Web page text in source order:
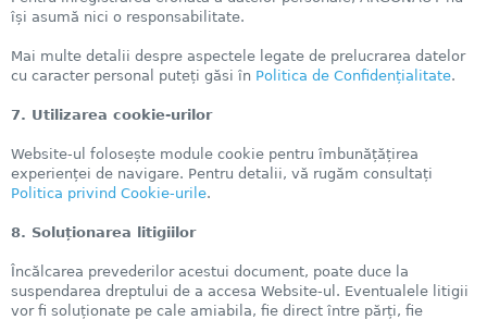
își asumă nici o responsabilitate.
Mai multe detalii despre aspectele legate de prelucrarea datelor
cu caracter personal puteți găsi în Politica de Confidențialitate.
7. Utilizarea cookie-urilor
Website-ul folosește module cookie pentru îmbunățățirea
experienței de navigare. Pentru detalii, vă rugăm consultați
Politica privind Cookie-urile.
8. Soluționarea litigiilor
Încălcarea prevederilor acestui document, poate duce la
suspendarea dreptului de a accesa Website-ul. Eventualele litigii
vor fi soluționate pe cale amiabila, fie direct între părți, fie